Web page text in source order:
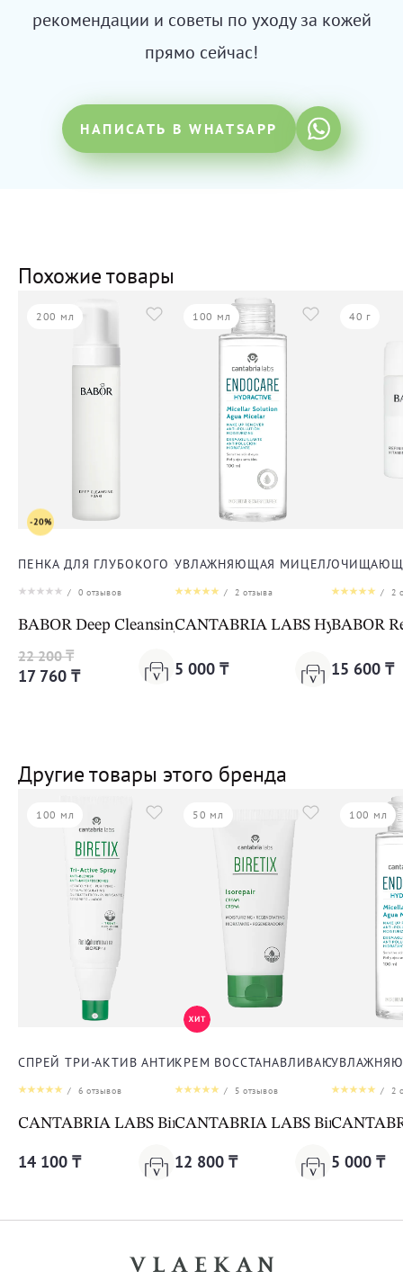
рекомендации и советы по уходу за кожей
прямо сейчас!
НАПИСАТЬ В WHATSAPP
Похожие товары
200 мл
-20%
ПЕНКА ДЛЯ ГЛУБОКОГО ОЧИЩЕНИЯ КОЖИ ЛИЦА
/ 0 отзывов
BABOR Deep Cleansing Foam
22 200 ₸
17 760 ₸
100 мл
УВЛАЖНЯЮЩАЯ МИЦЕЛЛЯРНАЯ
/ 2 отзыва
CANTABRIA LABS Hydractive
5 000 ₸
40 г
/ 2
BABOR
15 600 ₸
Другие товары этого бренда
100 мл
СПРЕЙ ТРИ-АКТИВ АНТИ-АКНЕ ДЛЯ ТЕЛА
/ 6 отзывов
CANTABRIA LABS Biretix Tri-Active Spray Anti-
14 100 ₸
50 мл
КРЕМ ВОССТАНАВЛИВАЮЩИЙ
/ 5 отзывов
CANTABRIA LABS Biretix
12 800 ₸
100 мл
/ 2
5 000 ₸